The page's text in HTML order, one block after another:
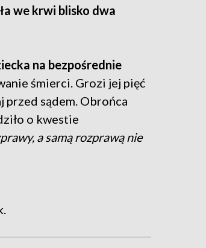
we krwi blisko dwa
na bezpośrednie
śmierci. Grozi jej pięć
przed sądem. Obrońca
o kwestie
a samą rozprawą nie